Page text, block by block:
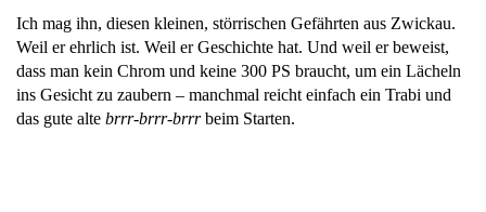
Ich mag ihn, diesen kleinen, störrischen Gefährten aus Zwickau.
Weil er ehrlich ist. Weil er Geschichte hat. Und weil er beweist,
dass man kein Chrom und keine 300 PS braucht, um ein Lächeln
ins Gesicht zu zaubern – manchmal reicht einfach ein Trabi und
das gute alte brrr-brrr-brrrbeim Starten.